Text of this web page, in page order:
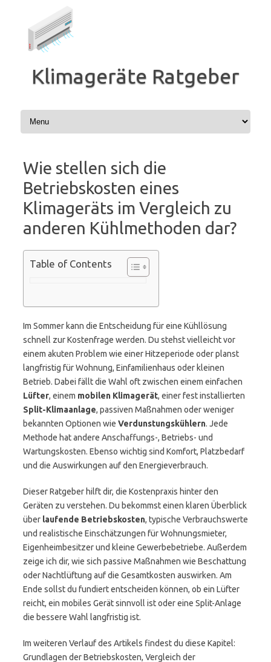
Klimageräte Ratgeber
Wie stellen sich die
Betriebskosten eines
Klimageräts im Vergleich zu
anderen Kühlmethoden dar?
Table of Contents
Im Sommer kann die Entscheidung für eine Kühllösung
schnell zur Kostenfrage werden. Du stehst vielleicht vor
einem akuten Problem wie einer Hitzeperiode oder planst
langfristig für Wohnung, Einfamilienhaus oder kleinen
Betrieb. Dabei fällt die Wahl oft zwischen einem einfachen
Lüfter, einem mobilen Klimagerät, einer fest installierten
Split-Klimaanlage, passiven Maßnahmen oder weniger
bekannten Optionen wie Verdunstungskühlern. Jede
Methode hat andere Anschaffungs-, Betriebs- und
Wartungskosten. Ebenso wichtig sind Komfort, Platzbedarf
und die Auswirkungen auf den Energieverbrauch.
Dieser Ratgeber hilft dir, die Kostenpraxis hinter den
Geräten zu verstehen. Du bekommst einen klaren Überblick
über laufende Betriebskosten, typische Verbrauchswerte
und realistische Einschätzungen für Wohnungsmieter,
Eigenheimbesitzer und kleine Gewerbebetriebe. Außerdem
zeige ich dir, wie sich passive Maßnahmen wie Beschattung
oder Nachtlüftung auf die Gesamtkosten auswirken. Am
Ende sollst du fundiert entscheiden können, ob ein Lüfter
reicht, ein mobiles Gerät sinnvoll ist oder eine Split-Anlage
die bessere Wahl langfristig ist.
Im weiteren Verlauf des Artikels findest du diese Kapitel:
Grundlagen der Betriebskosten, Vergleich der